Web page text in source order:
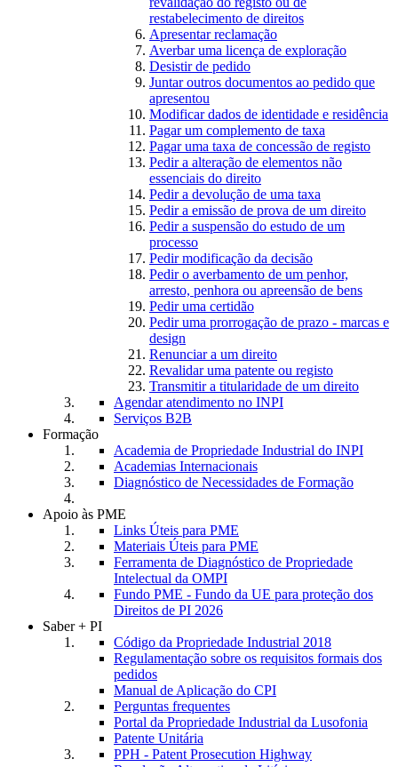
restabelecimento de direitos
Apresentar reclamação
Averbar uma licença de exploração
Desistir de pedido
Juntar outros documentos ao pedido que
apresentou
Modificar dados de identidade e residência
Pagar um complemento de taxa
Pagar uma taxa de concessão de registo
Pedir a alteração de elementos não
essenciais do direito
Pedir a devolução de uma taxa
Pedir a emissão de prova de um direito
Pedir a suspensão do estudo de um
processo
Pedir modificação da decisão
Pedir o averbamento de um penhor,
arresto, penhora ou apreensão de bens
Pedir uma certidão
Pedir uma prorrogação de prazo - marcas e
design
Renunciar a um direito
Revalidar uma patente ou registo
Transmitir a titularidade de um direito
Agendar atendimento no INPI
Serviços B2B
Formação
Academia de Propriedade Industrial do INPI
Academias Internacionais
Diagnóstico de Necessidades de Formação
Apoio às PME
Links Úteis para PME
Materiais Úteis para PME
Ferramenta de Diagnóstico de Propriedade
Intelectual da OMPI
Fundo PME - Fundo da UE para proteção dos
Direitos de PI 2026
Saber + PI
Código da Propriedade Industrial 2018
Regulamentação sobre os requisitos formais dos
pedidos
Manual de Aplicação do CPI
Perguntas frequentes
Portal da Propriedade Industrial da Lusofonia
Patente Unitária
PPH - Patent Prosecution Highway